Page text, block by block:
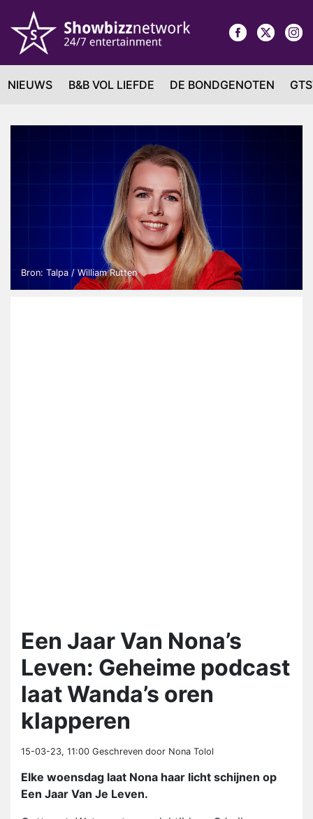
NIEUWS B&B VOL LIEFDE DE BONDGENOTEN
Bron: Talpa / William Rutten
Een Jaar Van Nona’s
Leven: Geheime podcast
laat Wanda’s oren
klapperen
15-03-23, 11:00 Geschreven door Nona Tolol
Elke woensdag laat Nona haar licht schijnen op
Een Jaar Van Je Leven.